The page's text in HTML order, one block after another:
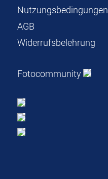
Nutzungsbedingungen
AGB
Widerrufsbelehrung
Fotocommunity